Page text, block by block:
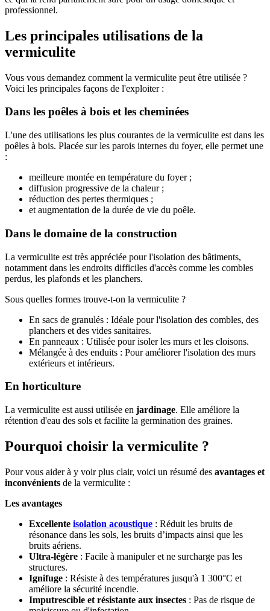
professionnel.
Les principales utilisations de la
vermiculite
Vous vous demandez comment la vermiculite peut être utilisée ?
Voici les principales façons de l'exploiter :
Dans les poêles à bois et les cheminées
L'une des utilisations les plus courantes de la vermiculite est dans les
poêles à bois. Placée sur les parois internes du foyer, elle permet une
:
meilleure montée en température du foyer ;
diffusion progressive de la chaleur ;
réduction des pertes thermiques ;
et augmentation de la durée de vie du poêle.
Dans le domaine de la construction
La vermiculite est très appréciée pour l'isolation des bâtiments,
notamment dans les endroits difficiles d'accès comme les combles
perdus, les plafonds et les planchers.
Sous quelles formes trouve-t-on la vermiculite ?
En sacs de granulés : Idéale pour l'isolation des combles, des
planchers et des vides sanitaires.
En panneaux : Utilisée pour isoler les murs et les cloisons.
Mélangée à des enduits : Pour améliorer l'isolation des murs
extérieurs et intérieurs.
En horticulture
La vermiculite est aussi utilisée en jardinage. Elle améliore la
rétention d'eau des sols et facilite la germination des graines.
Pourquoi choisir la vermiculite ?
Pour vous aider à y voir plus clair, voici un résumé des avantages et
inconvénients de la vermiculite :
Les avantages
Excellente isolation acoustique : Réduit les bruits de
résonance dans les sols, les bruits d’impacts ainsi que les
bruits aériens.
Ultra-légère : Facile à manipuler et ne surcharge pas les
structures.
Ignifuge : Résiste à des températures jusqu'à 1 300°C et
améliore la sécurité incendie.
Imputrescible et résistante aux insectes : Pas de risque de